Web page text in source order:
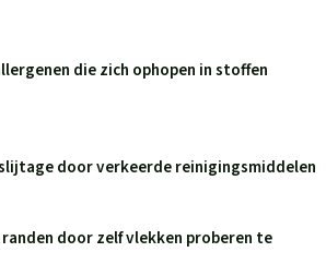
die zich ophopen in stoffen
door verkeerde reinigingsmiddelen
door zelf vlekken proberen te